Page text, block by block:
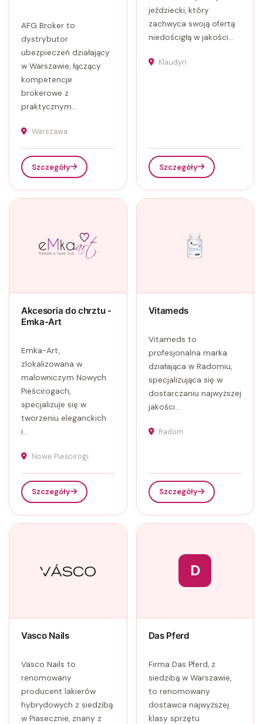
AFG Broker to
dystrybutor
ubezpieczeń działający
w Warszawie, łączący
kompetencje
brokerowe z
praktycznym...
Warszawa
Szczegóły
jeździecki, który
zachwyca swoją ofertą
niedościgłą w jakości...
Klaudyn
Szczegóły
Akcesoria do chrztu -
Emka-Art
Emka-Art,
zlokalizowana w
malowniczym Nowych
Pieścirogach,
specjalizuje się w
tworzeniu eleganckich
i...
Nowe Pieścirogi
Szczegóły
Vitameds
Vitameds to
profesjonalna marka
działająca w Radomiu,
specjalizująca się w
dostarczaniu najwyższej
jakości...
Radom
Szczegóły
Vasco Nails
Vasco Nails to
renomowany
producent lakierów
hybrydowych z siedzibą
w Piasecznie, znany z
D
Das Pferd
Firma Das Pferd, z
siedzibą w Warszawie,
to renomowany
dostawca najwyższej
klasy sprzętu